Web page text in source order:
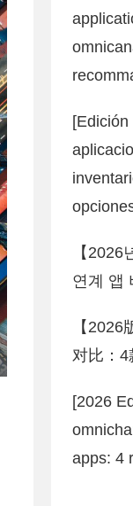
【
연계 앱
【
对比：4
[2026
apps: 4